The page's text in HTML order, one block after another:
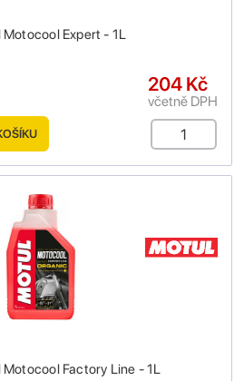
Expert - 1L
204 Kč
včetně DPH
Factory Line - 1L